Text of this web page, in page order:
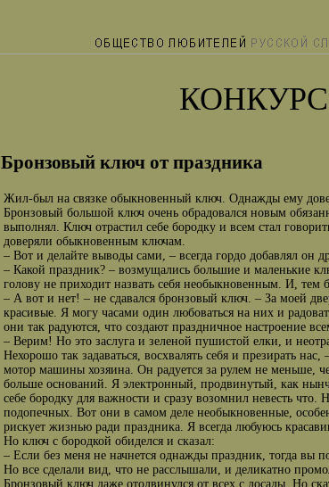
КОНКУРС
Бронзовый ключ от праздника
Жил-был на связке обыкновенный ключ. Однажды ему
Бронзовый большой ключ очень обрадовался новым
выполнял. Ключ отрастил себе бородку и всем стал
доверяли обыкновенным ключам.
– Вот и делайте выводы сами, – всегда гордо добавлял он
– Какой праздник? – возмущались большие и маленькие
голову не приходит назвать себя необыкновенным. И, тем
– А вот и нет! – не сдавался бронзовый ключ. – За моей
красивые. Я могу часами один любоваться на них и
они так радуются, что создают праздничное настроение
– Верим! Но это заслуга и зеленой пушистой елки, и
Нехорошо так задаваться, восхвалять себя и презирать
мотор машины хозяина. Он радуется за рулем не меньше,
больше оснований. Я электронный, продвинутый, как
себе бородку для важности и сразу возомнил невесть
подопечных. Вот они в самом деле необыкновенные,
рискует жизнью ради праздника. Я всегда любуюсь
Но ключ с бородкой обиделся и сказал:
– Если без меня не начнется однажды праздник, тогда вы
Но все сделали вид, что не расслышали, и деликатно
Бронзовый ключ даже отодвинулся от всех с досады. Но